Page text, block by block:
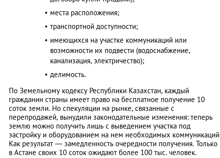
места расположения;
транспортной доступности;
имеющихся на участке коммуникаций или
возможности их подвести (водоснабжение,
канализация, электричество);
делимость.
По Земельному кодексу Республики Казахстан, каждый
гражданин страны имеет право на бесплатное получение 10
соток земли. Но спекуляции на рынке, связанные с
перепродажей, вынудили законодательные изменения: теперь
землю можно получить лишь с выведением участка под
застройку и оборудованием на нем необходимых
Как результат — замедленность очередности получения. Только
в Астане своих 10 соток ожидают более 100 тыс. человек.